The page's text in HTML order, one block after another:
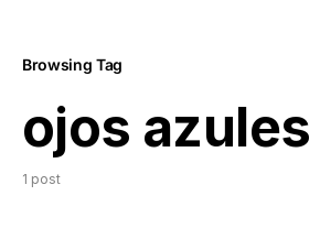
Browsing Tag
ojos azules
1 post